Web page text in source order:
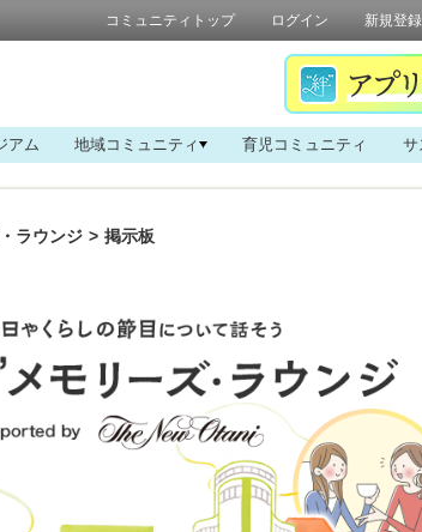
コミュニティトップ ログイン 新規登録
アム 地域コミュニティ 育児コミュニティ サ
ラウンジ > 掲示板